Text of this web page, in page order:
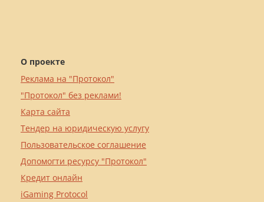
О проекте
Реклама на "Протокол"
"Протокол" без реклами!
Карта сайта
Тендер на юридическую услугу
Пользовательское соглашение
Допомогти ресурсу "Протокол"
Кредит онлайн
iGaming Protocol